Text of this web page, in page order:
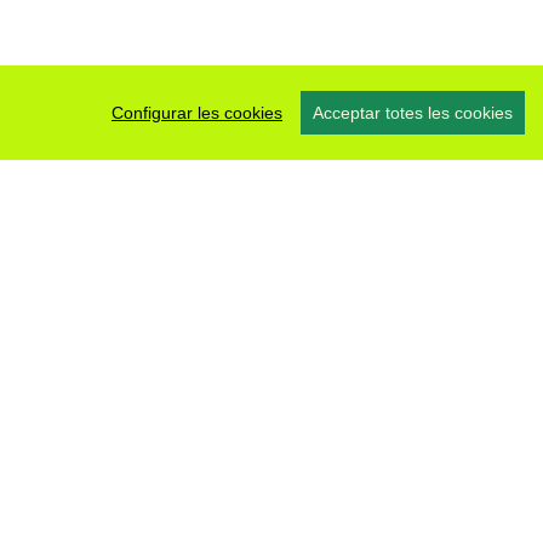
Configurar les cookies Acceptar totes les cookies